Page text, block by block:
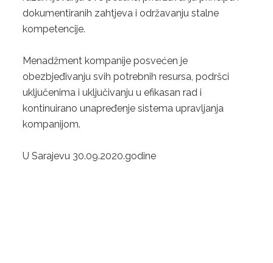
dokumentiranih zahtjeva i održavanju stalne
kompetencije.
Menadžment kompanije posvećen je
obezbjeđivanju svih potrebnih resursa, podršci
uključenima i uključivanju u efikasan rad i
kontinuirano unapređenje sistema upravljanja
kompanijom.
U Sarajevu 30.09.2020.godine